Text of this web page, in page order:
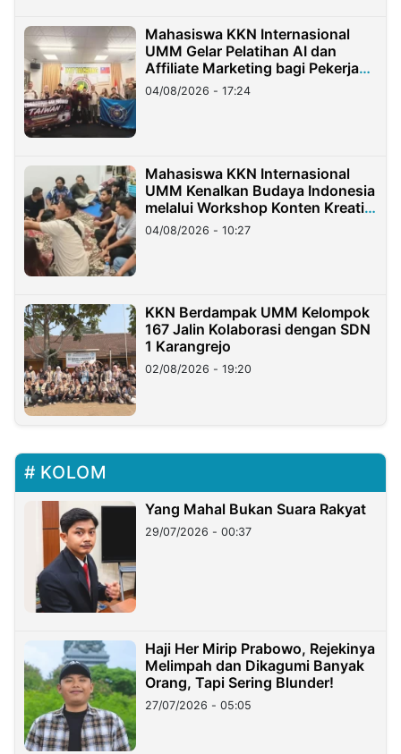
Mahasiswa KKN Internasional
UMM Gelar Pelatihan AI dan
Affiliate Marketing bagi Pekerja
Migran Indonesia di Taiwan
04/08/2026 - 17:24
Mahasiswa KKN Internasional
UMM Kenalkan Budaya Indonesia
melalui Workshop Konten Kreatif
di Taiwan
04/08/2026 - 10:27
KKN Berdampak UMM Kelompok
167 Jalin Kolaborasi dengan SDN
1 Karangrejo
02/08/2026 - 19:20
KOLOM
Yang Mahal Bukan Suara Rakyat
29/07/2026 - 00:37
Haji Her Mirip Prabowo, Rejekinya
Melimpah dan Dikagumi Banyak
Orang, Tapi Sering Blunder!
27/07/2026 - 05:05